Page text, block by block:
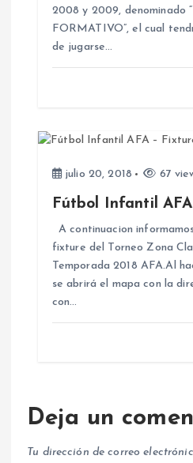
2008 y 2009, denominado
FORMATIVO”, el cual
de jugarse…
julio 20, 2018 67
Fútbol Infantil
A continuacion
fixture del Torneo Zona
Temporada 2018 AFA.Al
se abrirá el mapa con la
con…
Deja un
Tu dirección de correo